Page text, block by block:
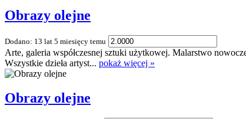
Obrazy olejne
Dodano: 13 lat 5 miesięcy temu
Arte, galeria współczesnej sztuki użytkowej. Malarstwo
Wszystkie dzieła artyst... pokaż więcej »
Obrazy olejne